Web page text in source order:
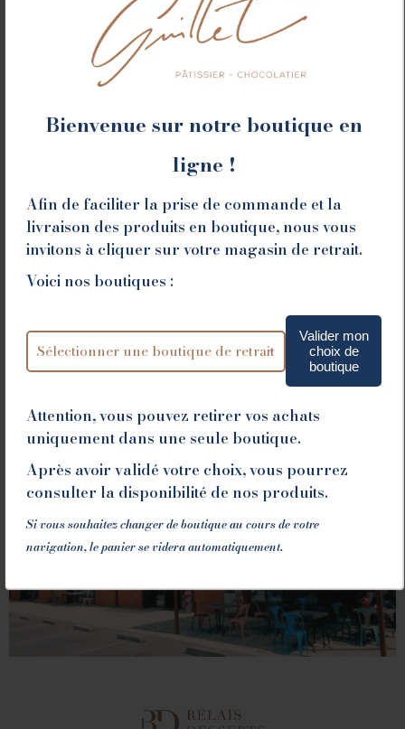
Bienvenue sur notre boutique en
ligne !
Afin de faciliter la prise de commande et la
livraison des produits en boutique, nous vous
invitons à cliquer sur votre magasin de retrait.
Voici nos boutiques :
Valider mon
choix de
boutique
Attention, vous pouvez retirer vos achats
uniquement dans une seule boutique.
Après avoir validé votre choix, vous pourrez
consulter la disponibilité de nos produits.
Si vous souhaitez changer de boutique au cours de votre
navigation, le panier se videra automatiquement.
ROMANS
78 place Jean Jaurès - 26100 Romans sur Isère
Tél. 04 75 02 26 80
VALENCE
1 place du Champ de Mars - 26000 Valence
Tél. 04 75 60 90 28